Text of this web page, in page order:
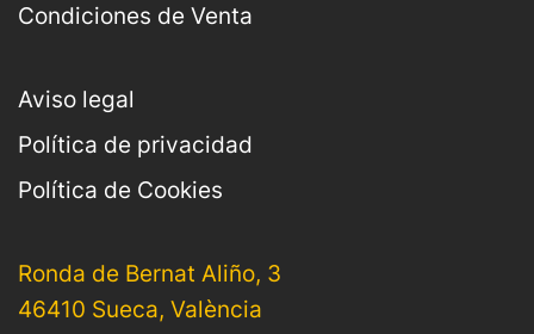
Condiciones de Venta
Aviso legal
Política de privacidad
Política de Cookies
Ronda de Bernat Aliño, 3
46410 Sueca, València